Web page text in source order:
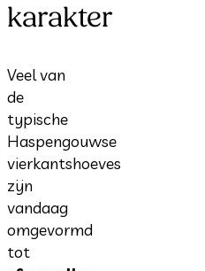
karakter
Veel van
de
typische
Haspengouwse
vierkantshoeves
zijn
vandaag
omgevormd
tot